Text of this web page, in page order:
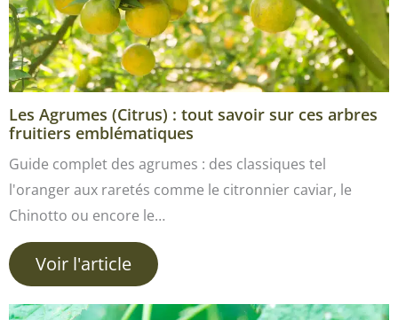
Les Agrumes (Citrus) : tout savoir sur ces arbres
fruitiers emblématiques
Guide complet des agrumes : des classiques tel
l'oranger aux raretés comme le citronnier caviar, le
Chinotto ou encore le…
Voir l'article